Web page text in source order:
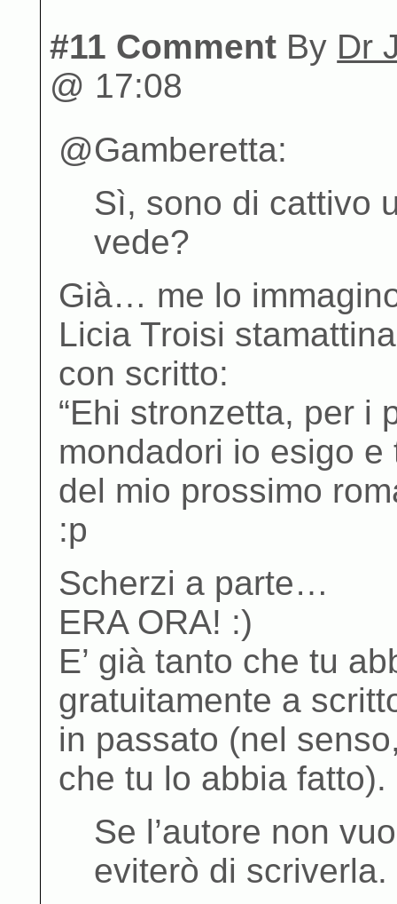
#11 Comment By Dr
@ 17:08
@Gamberetta:
Sì, sono di cattivo
vede?
Già… me lo
Licia Troisi
con scritto:
“Ehi stronzetta, per i
mondadori io esigo e
del mio prossimo
:p
Scherzi a parte…
ERA ORA! :)
E’ già tanto che tu
gratuitamente a
in passato (nel
che tu lo abbia fatto).
Se l’autore non
eviterò di scriverla.